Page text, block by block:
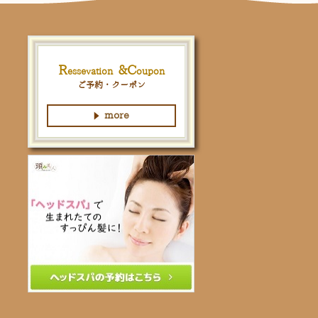
Ressevation &Coupon
ご予約・クーポン
more